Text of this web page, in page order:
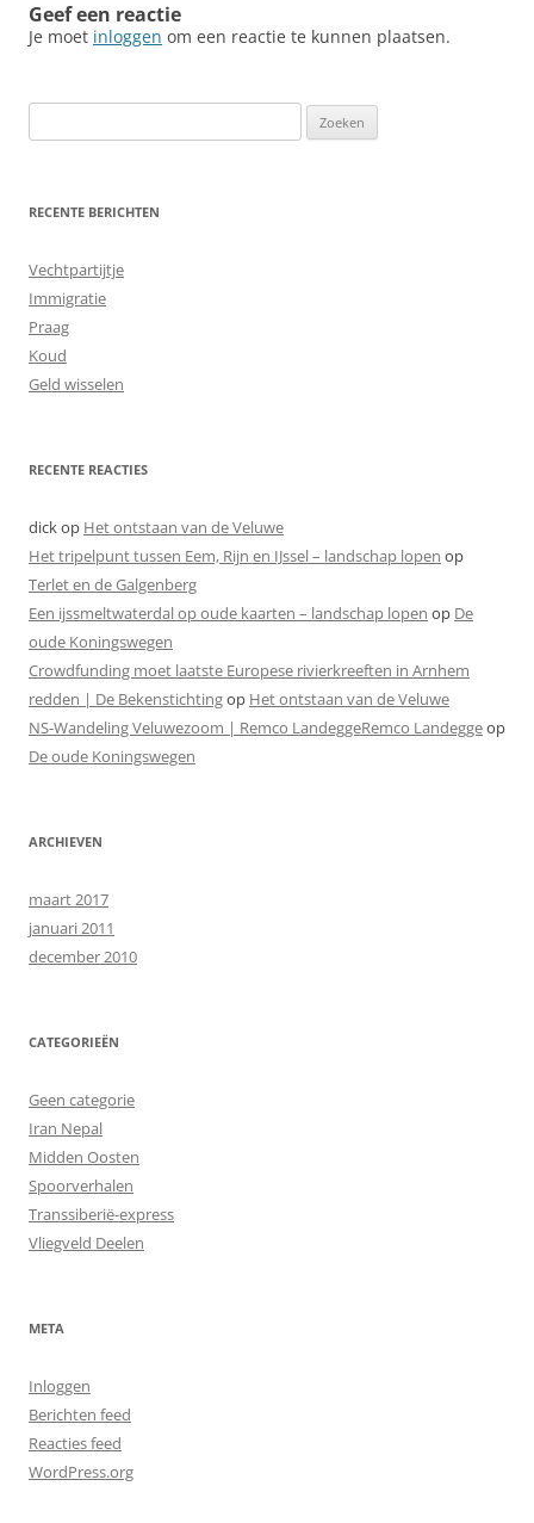
Geef een reactie
Je moet inloggen om een reactie te kunnen plaatsen.
naar:
RECENTE BERICHTEN
Vechtpartijtje
Immigratie
Praag
Koud
Geld wisselen
RECENTE REACTIES
dickop Het ontstaan van de Veluwe
Het tripelpunt tussen Eem, Rijn en IJssel – landschap lopen op
Terlet en de Galgenberg
Een ijssmeltwaterdal op oude kaarten – landschap lopen op De
oude Koningswegen
Crowdfunding moet laatste Europese rivierkreeften in Arnhem
redden | De Bekenstichtingop Het ontstaan van de Veluwe
NS-Wandeling Veluwezoom | Remco LandeggeRemco Landeggeop
De oude Koningswegen
ARCHIEVEN
maart 2017
januari 2011
december 2010
CATEGORIEËN
Geen categorie
Iran Nepal
Midden Oosten
Spoorverhalen
Transsiberië-express
Vliegveld Deelen
META
Inloggen
Berichten feed
Reacties feed
WordPress.org